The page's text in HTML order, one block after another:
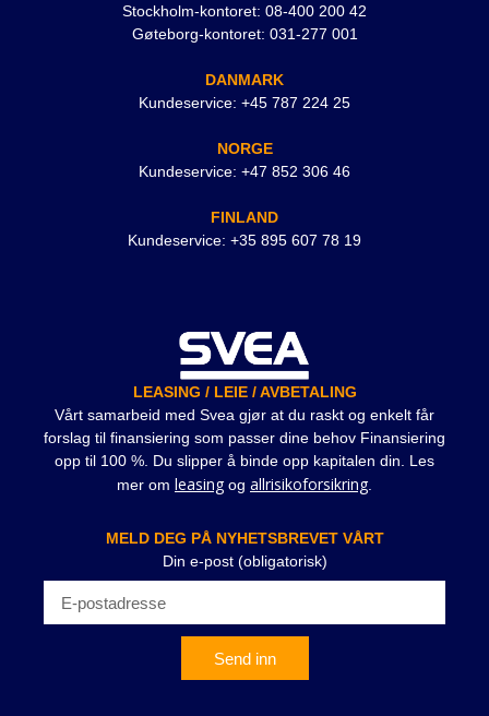
Stockholm-kontoret: 08-400 200 42
Gøteborg-kontoret: 031-277 001
DANMARK
Kundeservice: +45 787 224 25
NORGE
Kundeservice: +47 852 306 46
FINLAND
Kundeservice: +35 895 607 78 19
LEASING / LEIE / AVBETALING
Vårt samarbeid med Svea gjør at du raskt og enkelt får
forslag til finansiering som passer dine behov Finansiering
opp til 100 %. Du slipper å binde opp kapitalen din. Les
mer om leasingog allrisikoforsikring.
MELD DEG PÅ NYHETSBREVET VÅRT
Din e-post (obligatorisk)
Send inn